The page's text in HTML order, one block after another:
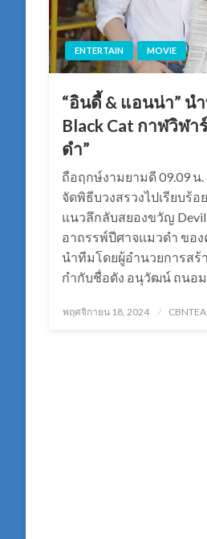
ENTERTAIN MOVIE
“อินดี้ & แอนน่า” น
Black Cat กาฬวิฬ
ดำ”
ถือฤกษ์งามยามดี 09.09 น
จัดพิธีบวงสรวงไปเรียบร้
แนวลึกลับสยองขวัญ
อาถรรพ์ปีศาจแมวดำ ขอ
นำทีมโดยผู้อำนวยการส
กำกับชื่อดัง อนุวัฒน์ ถนอ
Posted
พฤศจิกายน 18, 2024